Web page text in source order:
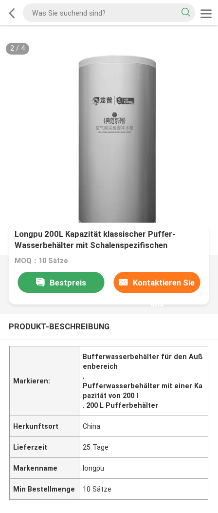
2/ 4
Longpu 200L Kapazität klassischer Puffer-
Wasserbehälter mit Schalenspezifischen
Stahlplatte maßgeschneidert auf der Grundlage
MOQ：10 Sätze
Bestpreis Kontaktieren Sie
uns
PRODUKT-BESCHREIBUNG
Markieren:
Bufferwasserbehälter für den Auß
enbereich
,
Pufferwasserbehälter mit einer Ka
pazität von 200 l
, 200 L Pufferbehälter
Herkunftsort China
Lieferzeit 25 Tage
Markenname longpu
Min Bestellmenge 10 Sätze